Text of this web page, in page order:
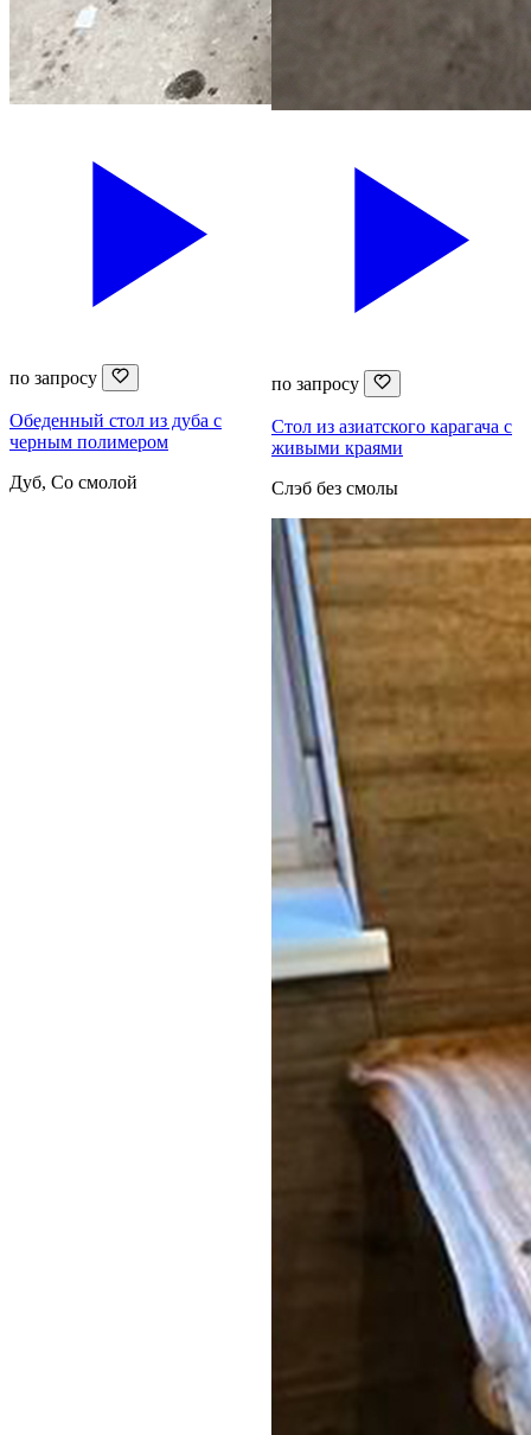
по запросу
Обеденный стол из дуба с
черным полимером
Дуб, Со смолой
по запросу
Стол из азиатского карагача с
живыми краями
Слэб без смолы